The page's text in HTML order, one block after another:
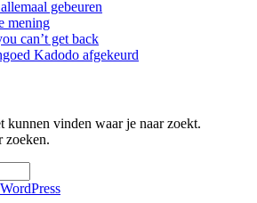
gebeuren
mening
can’t get back
Kadodo afgekeurd
vinden waar je naar zoekt.
zoeken.